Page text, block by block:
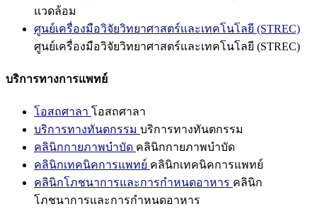
แวดล้อม
ศูนย์เครื่องมือวิจัยวิทยาศาสตร์และเทคโนโลยี (STREC)
ศูนย์เครื่องมือวิจัยวิทยาศาสตร์และเทคโนโลยี (STREC)
บริการทางการแพทย์
โอสถศาลา โอสถศาลา
บริการทางทันตกรรม บริการทางทันตกรรม
คลินิกกายภาพบำบัด คลินิกกายภาพบำบัด
คลินิกเทคนิคการแพทย์ คลินิกเทคนิคการแพทย์
คลินิกโภชนาการและการกำหนดอาหาร คลินิก
โภชนาการและการกำหนดอาหาร